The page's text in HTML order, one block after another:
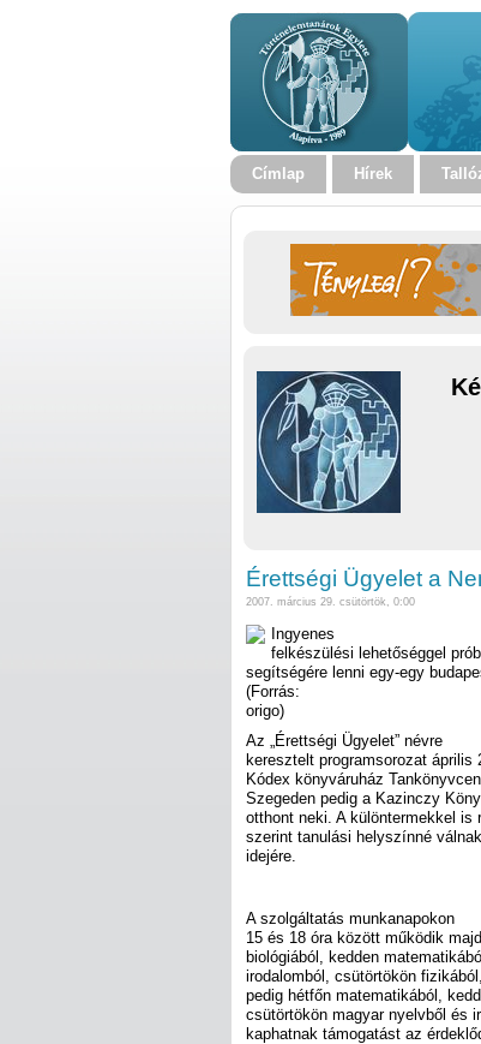
Címlap Hírek
Érettségi Ügyelet a
2007. március 29. csütörtök, 0:00
Ingyenes
felkészülési lehetőséggel
segítségére lenni egy-egy
(Forrás:
origo)
Az „Érettségi Ügyelet” névre
keresztelt programsorozat
Kódex könyváruház
Szegeden pedig a Kazinczy
otthont neki. A különtermekkel is
szerint tanulási helyszínné
idejére.
A szolgáltatás munkanapokon
15 és 18 óra között működik
biológiából, kedden
irodalomból, csütörtökön
pedig hétfőn matematikából,
csütörtökön magyar nyelvből és
kaphatnak támogatást az